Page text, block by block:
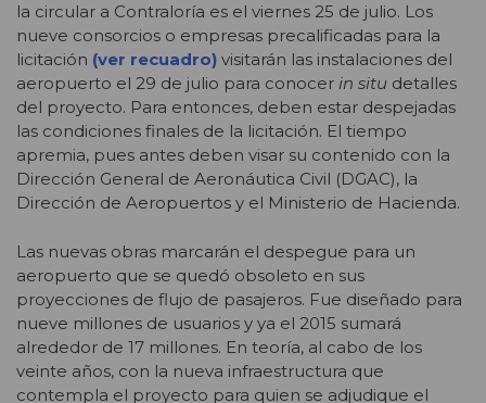
la circular a Contraloría es el viernes 25 de julio. Los
nueve consorcios o empresas precalificadas para la
licitación (ver recuadro) visitarán las instalaciones del
aeropuerto el 29 de julio para conocer in situ detalles
del proyecto. Para entonces, deben estar despejadas
las condiciones finales de la licitación. El tiempo
apremia, pues antes deben visar su contenido con la
Dirección General de Aeronáutica Civil (DGAC), la
Dirección de Aeropuertos y el Ministerio de Hacienda.
Las nuevas obras marcarán el despegue para un
aeropuerto que se quedó obsoleto en sus
proyecciones de flujo de pasajeros. Fue diseñado para
nueve millones de usuarios y ya el 2015 sumará
alrededor de 17 millones. En teoría, al cabo de los
veinte años, con la nueva infraestructura que
contempla el proyecto para quien se adjudique el